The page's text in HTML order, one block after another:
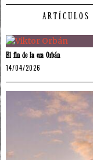
El fin de la era Orbán
14/04/2026